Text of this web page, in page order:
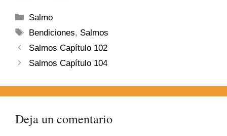
Salmo
Bendiciones, Salmos
Salmos Capítulo 102
Salmos Capítulo 104
Deja un comentario